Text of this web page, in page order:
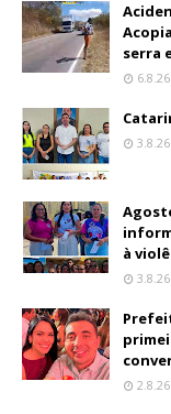
serra
6.8.26
3.8.26
à
3.8.26
2.8.26